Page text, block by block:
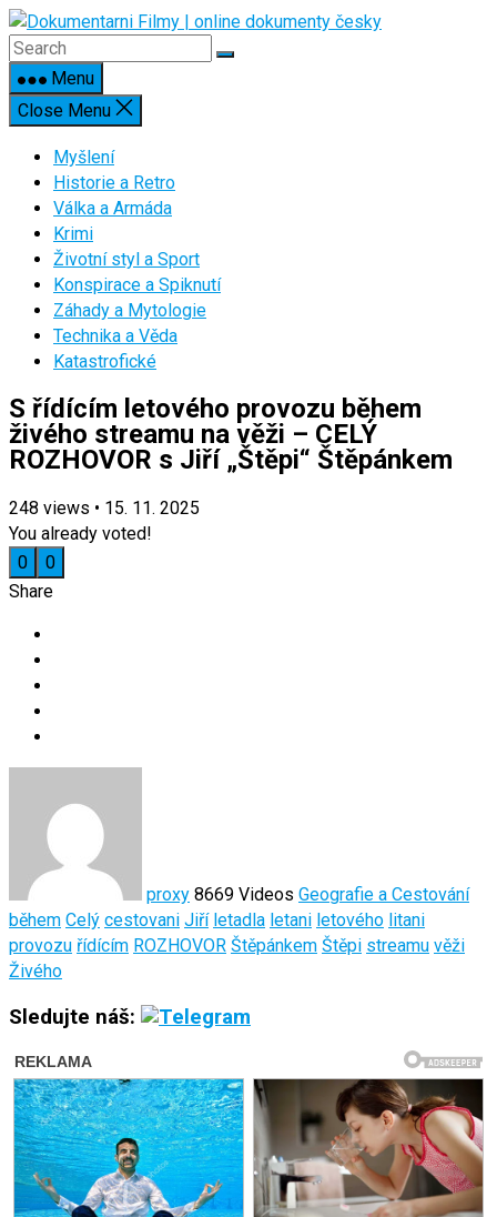
Skip
to
contentMenu
Close Menu
Myšlení
Historie a Retro
Válka a Armáda
Krimi
Životní styl a Sport
Konspirace a Spiknutí
Záhady a Mytologie
Technika a Věda
Katastrofické
S řídícím letového provozu během
živého streamu na věži – CELÝ
ROZHOVOR s Jiří „Štěpi“ Štěpánkem
248 views • 15. 11. 2025
You already voted!
0
0
Share
proxy 8669 Videos Geografie a Cestování
během Celý cestovani Jiří letadla letani letového litani
provozu řídícím ROZHOVOR Štěpánkem Štěpi streamu věži
Živého
Sledujte náš: